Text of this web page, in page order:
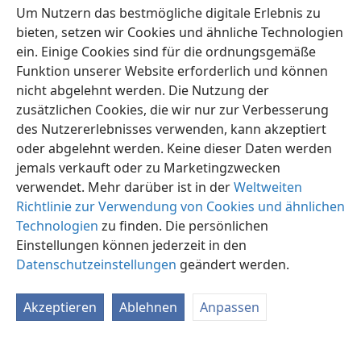
Um Nutzern das bestmögliche digitale Erlebnis zu
bieten, setzen wir Cookies und ähnliche Technologien
ein. Einige Cookies sind für die ordnungsgemäße
Funktion unserer Website erforderlich und können
nicht abgelehnt werden. Die Nutzung der
zusätzlichen Cookies, die wir nur zur Verbesserung
des Nutzererlebnisses verwenden, kann akzeptiert
oder abgelehnt werden. Keine dieser Daten werden
jemals verkauft oder zu Marketingzwecken
verwendet. Mehr darüber ist in derWeltweiten
Richtlinie zur Verwendung von Cookies und ähnlichen
Technologien zu finden. Die persönlichen
Einstellungen können jederzeit in den
Datenschutzeinstellungen geändert werden.
Akzeptieren Ablehnen Anpassen
Deutsch Einstellungen
Copyright © 2026 Watch Tower Bible and Tract Society of Pennsylvania
Nutzungsbedingungen
Datenschutzeinstellungen
JW.ORG Anmelden